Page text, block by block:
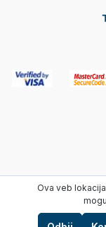
Ova veb